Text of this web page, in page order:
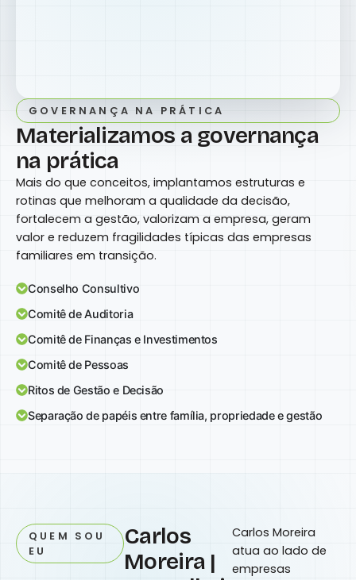
GOVERNANÇA NA PRÁTICA
Materializamos a governança
na prática
Mais do que conceitos, implantamos estruturas e
rotinas que melhoram a qualidade da decisão,
fortalecem a gestão, valorizam a empresa, geram
valor e reduzem fragilidades típicas das empresas
familiares em transição.
Conselho Consultivo
Comitê de Auditoria
Comitê de Finanças e Investimentos
Comitê de Pessoas
Ritos de Gestão e Decisão
Separação de papéis entre família, propriedade e gestão
QUEM SOU
EU
Carlos
Moreira |
Carlos Moreira
atua ao lado de
empresas